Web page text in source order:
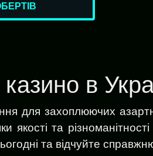
в
для захоплюючих
та різноманітності
та відчуйте